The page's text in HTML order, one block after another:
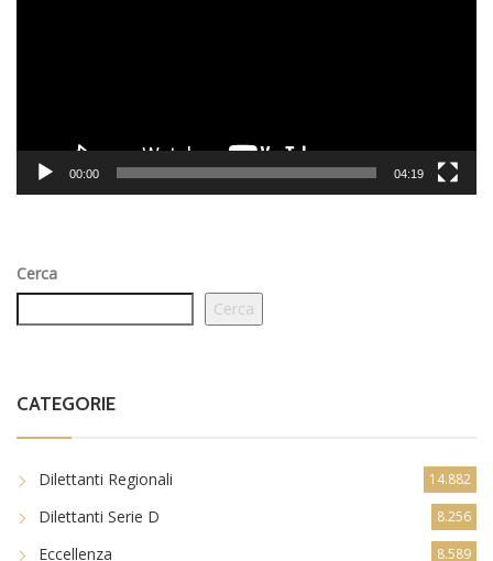
00:00 04:19
Cerca
Cerca
CATEGORIE
Dilettanti Regionali 14.882
Dilettanti Serie D 8.256
Eccellenza 8.589